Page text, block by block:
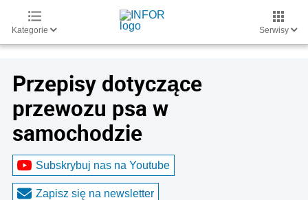
Kategorie Serwisy
Przepisy dotyczące
przewozu psa w
samochodzie
Subskrybuj nas na Youtube
Zapisz się na newsletter